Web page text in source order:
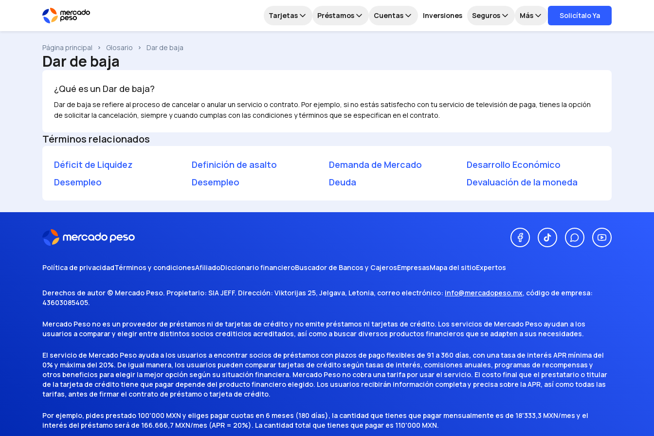
Tarjetas Préstamos Cuentas Inversiones Seguros Más Solicítalo Ya
Página principal Glosario Dar de baja
Dar de baja
¿Qué es un Dar de baja?
Dar de baja se refiere al proceso de cancelar o anular un servicio o contrato. Por ejemplo, si no estás satisfecho con tu servicio de televisión de paga, tienes la opción
de solicitar la cancelación, siempre y cuando cumplas con las condiciones y términos que se especifican en el contrato.
Términos relacionados
Déficit de Liquidez Definición de asalto Demanda de Mercado
Desarrollo Económico
Desempleo
Desempleo Deuda Devaluación de la moneda
Política de privacidadTérminos y condicionesAfiliadoDiccionario financieroBuscador de Bancos y CajerosEmpresasMapa del sitioExpertos
Derechos de autor © Mercado Peso. Propietario: SIA JEFF. Dirección: Viktorijas 25, Jelgava, Letonia, correo electrónico: info@mercadopeso.mx, código de empresa:
43603085405.
Mercado Peso no es un proveedor de préstamos ni de tarjetas de crédito y no emite préstamos ni tarjetas de crédito. Los servicios de Mercado Peso ayudan a los
usuarios a comparar y elegir entre distintos socios crediticios acreditados, así como a buscar diversos productos financieros que se adapten a sus necesidades.
El servicio de Mercado Peso ayuda a los usuarios a encontrar socios de préstamos con plazos de pago flexibles de 91 a 360 días, con una tasa de interés APR mínima del
0% y máxima del 20%. De igual manera, los usuarios pueden comparar tarjetas de crédito según tasas de interés, comisiones anuales, programas de recompensas y
otros beneficios para elegir la mejor opción según su situación financiera. Mercado Peso no cobra una tarifa por usar el servicio. El costo final que el prestatario o titular
de la tarjeta de crédito tiene que pagar depende del producto financiero elegido. Los usuarios recibirán información completa y precisa sobre la APR, así como todas las
tarifas, antes de firmar el contrato de préstamo o tarjeta de crédito.
Por ejemplo, pides prestado 100'000 MXN y eliges pagar cuotas en 6 meses (180 días), la cantidad que tienes que pagar mensualmente es de 18'333,3 MXN/mes y el
interés del préstamo será de 166.666,7 MXN/mes (APR = 20%). La cantidad total que tienes que pagar es 110'000 MXN.